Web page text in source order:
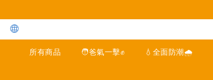
所有商品 🧑爸氣一擊✊ 💧全面防潮🌧️